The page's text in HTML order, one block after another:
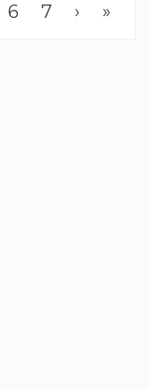
6 7 › »